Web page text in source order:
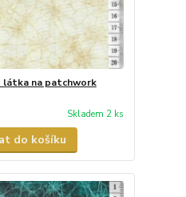
látka na patchwork
Skladem 2 ks
do košíku